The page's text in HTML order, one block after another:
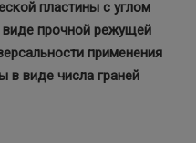
пластины с углом
виде прочной режущей
применения
в виде числа граней